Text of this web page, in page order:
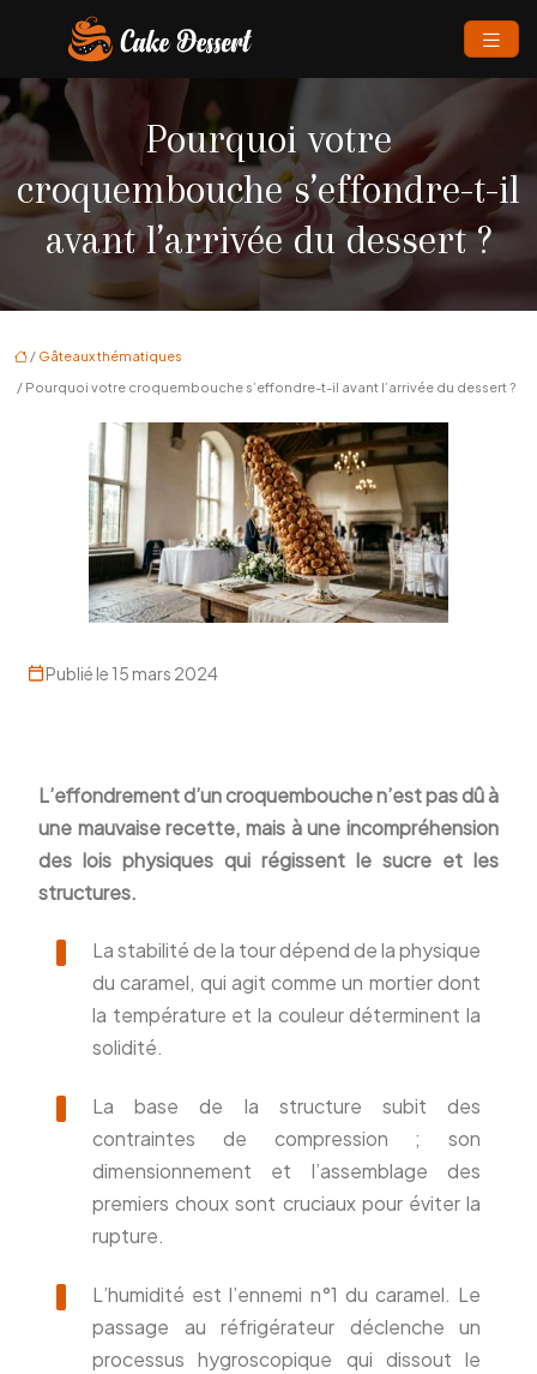
Pourquoi votre
croquembouche s’effondre-t-il
avant l’arrivée du dessert ?
/ Gâteaux thématiques
/ Pourquoi votre croquembouche s’effondre-t-il avant l’arrivée du dessert ?
Publié le 15 mars 2024
L’effondrement d’un croquembouche n’est pas dû à
une mauvaise recette, mais à une incompréhension
des lois physiques qui régissent le sucre et les
structures.
La stabilité de la tour dépend de la physique
du caramel, qui agit comme un mortier dont
la température et la couleur déterminent la
solidité.
La base de la structure subit des
contraintes de compression ; son
dimensionnement et l’assemblage des
premiers choux sont cruciaux pour éviter la
rupture.
L’humidité est l’ennemi n°1 du caramel. Le
passage au réfrigérateur déclenche un
processus hygroscopique qui dissout le